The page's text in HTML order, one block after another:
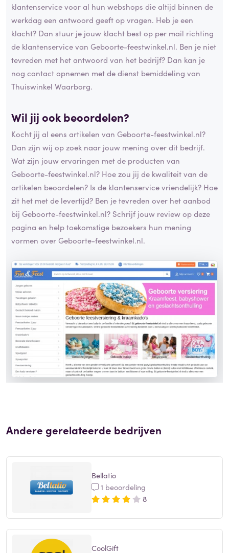
klantenservice voor al hun webshops die altijd binnen de
werkdag een antwoord geeft op vragen. Heb je een
klacht? Dan stuur je jouw klacht best op per mail richting
de klantenservice van Geboorte-feestwinkel.nl. Ben je niet
tevreden met het antwoord van het bedrijf? Dan kan je
nog contact opnemen met de dienst bemiddeling van
Thuiswinkel Waarborg.
Wil jij ook beoordelen?
Kocht jij al eens artikelen van Geboorte-feestwinkel.nl?
Dan zijn wij op zoek naar jouw mening over dit bedrijf.
Wat zijn jouw ervaringen met de producten van
Geboorte-feestwinkel.nl? Hoe zou jij de kwaliteit van de
artikelen beoordelen? Is de klantenservice vriendelijk? Hoe
zit het met de levertijd? Ben je tevreden over het aanbod
bij Geboorte-feestwinkel.nl? Schrijf jouw review op deze
pagina en help toekomstige bezoekers hun mening
vormen over Geboorte-feestwinkel.nl.
Andere gerelateerde bedrijven
Bellatio
1 beoordeling
8
CoolGift